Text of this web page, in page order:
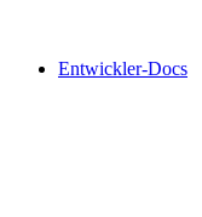
Entwickler-Docs